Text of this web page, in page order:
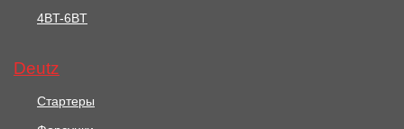
Седло Клапана
4BT-6BT
Deutz
Стартеры